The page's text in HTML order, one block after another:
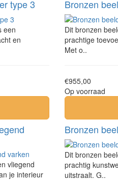
type 3
een
en
Bronzen
Dit bronzen
prachtige
Met o..
€955,00
Op voorraad
vliegend
je interieur
Bronzen
Dit bronzen
prachtig
uitstraalt. G..